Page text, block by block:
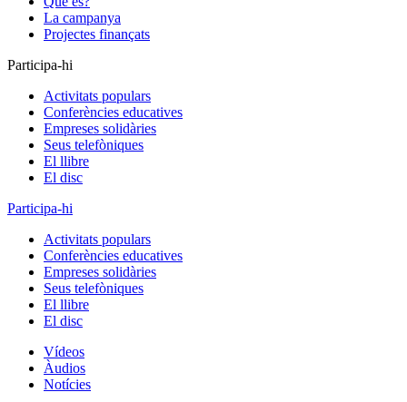
La campanya
Projectes finançats
Participa-hi
Activitats populars
Conferències educatives
Empreses solidàries
Seus telefòniques
El llibre
El disc
Participa-hi
Activitats populars
Conferències educatives
Empreses solidàries
Seus telefòniques
El llibre
El disc
Vídeos
Àudios
Notícies